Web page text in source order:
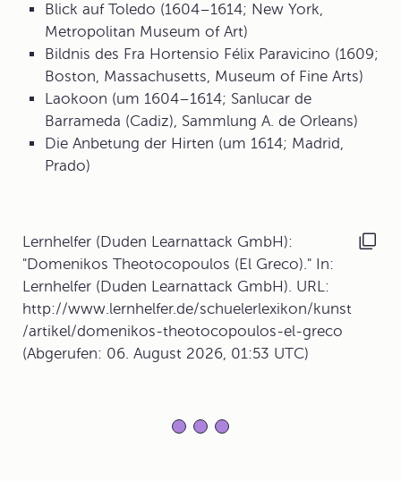
Blick auf Toledo (1604–1614; New York,
Metropolitan Museum of Art)
Bildnis des Fra Hortensio Félix Paravicino (1609;
Boston, Massachusetts, Museum of Fine Arts)
Laokoon (um 1604–1614; Sanlucar de
Barrameda (Cadiz), Sammlung A. de Orleans)
Die Anbetung der Hirten (um 1614; Madrid,
Prado)
Lernhelfer (Duden Learnattack GmbH):
"Domenikos Theotocopoulos (El Greco)." In:
Lernhelfer (Duden Learnattack GmbH). URL:
http://www.lernhelfer.de/schuelerlexikon/kunst
/artikel/domenikos-theotocopoulos-el-greco
(Abgerufen: 06. August 2026, 01:53 UTC)